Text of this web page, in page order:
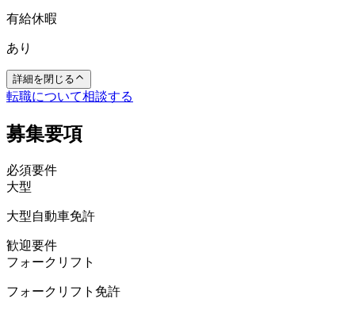
有給休暇
あり
詳細を閉じる
転職について相談する
募集要項
必須要件
大型
大型自動車免許
歓迎要件
フォークリフト
フォークリフト免許